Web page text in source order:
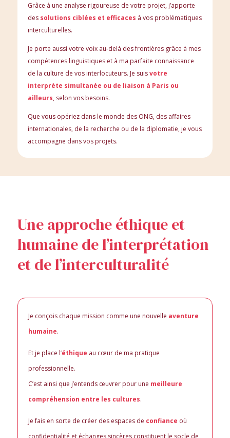
Grâce à une analyse rigoureuse de votre projet, j’apporte
des solutions ciblées et efficaces à vos problématiques
interculturelles.
Je porte aussi votre voix au-delà des frontières grâce à mes
compétences linguistiques et à ma parfaite connaissance
de la culture de vos interlocuteurs. Je suisvotre
interprète simultanée ou de liaison à Paris ou
ailleurs, selon vos besoins.
Que vous opériez dans le monde des ONG, des affaires
internationales, de la recherche ou de la diplomatie, je vous
accompagne dans vos projets.
Une approche éthique et
humaine de l’interprétation
et de l’interculturalité
Je conçois chaque mission comme une nouvelle aventure
humaine.
Et je place l’éthique au cœur de ma pratique
professionnelle.
C’est ainsi que j’entends œuvrer pour une meilleure
compréhension entre les cultures.
Je fais en sorte de créer des espaces de confiance où
confidentialité et échanges sincères constituent le socle de